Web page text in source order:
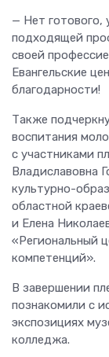
— Нет готового,
подходящей
своей
Евангельские
благодарности!
Также
воспитания
с участниками
Владиславовна
культурно-
областной
и Елена
«Региональный
компетенций».
В завершении
познакомили с
экспозициях
колледжа.